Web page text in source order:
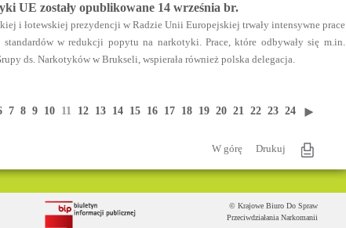
UE zostały opublikowane 14 września br.
i łotewskiej prezydencji w Radzie Unii Europejskiej trwały intensywne prace
standardów w redukcji popytu na narkotyki. Prace, które odbywały się m.in.
ds. Narkotyków w Brukseli, wspierała również polska delegacja.
7 8 9 10 11 12 13 14 15 16 17 18 19 20 21 22 23 24
W górę Drukuj
© Krajowe Biuro Do Spraw
Przeciwdziałania Narkomanii